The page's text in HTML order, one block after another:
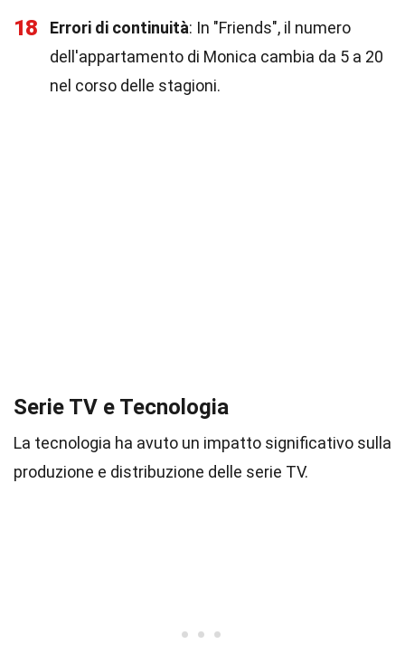
18 Errori di continuità: In "Friends", il numero
dell'appartamento di Monica cambia da 5 a 20
nel corso delle stagioni.
Serie TV e Tecnologia
La tecnologia ha avuto un impatto significativo sulla
produzione e distribuzione delle serie TV.